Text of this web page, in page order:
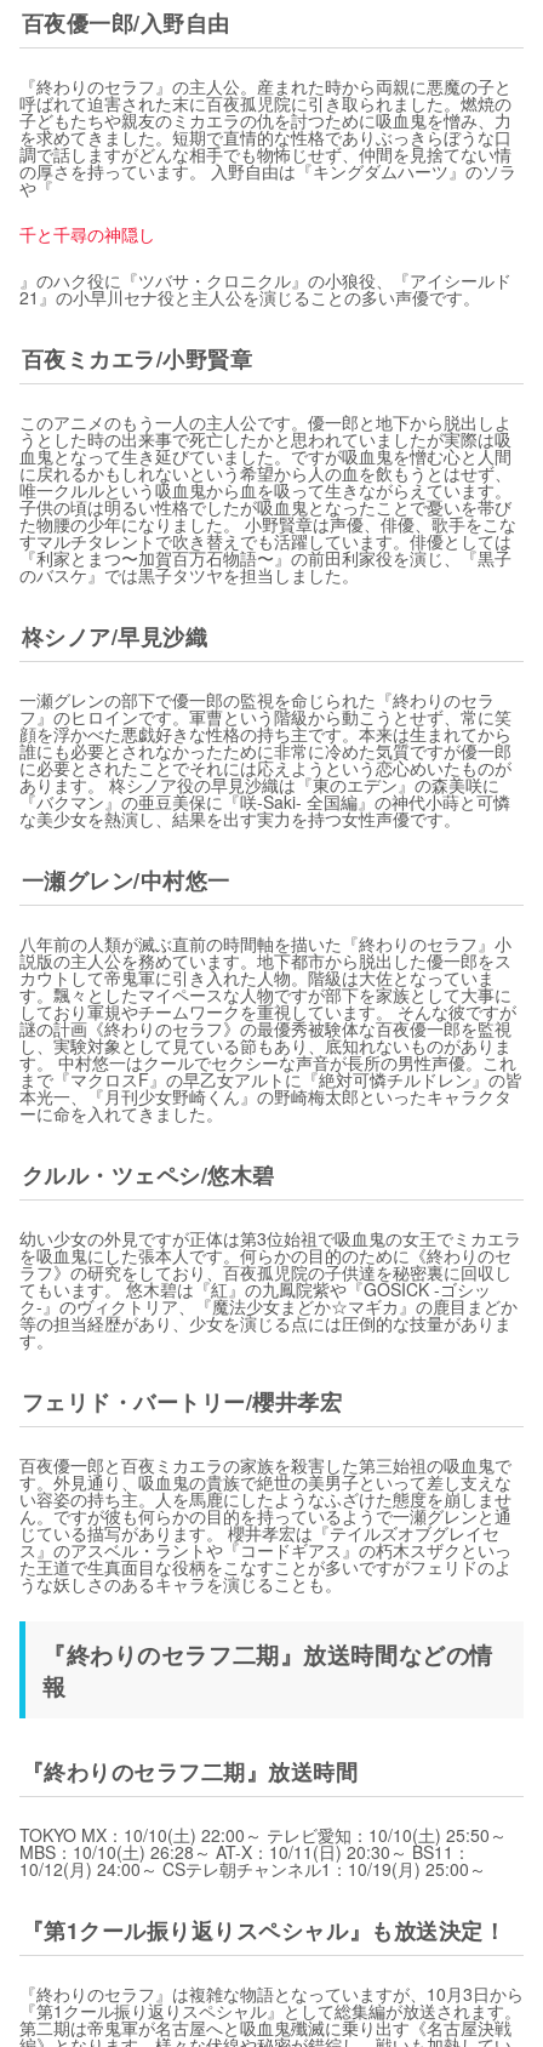
百夜優一郎/入野自由
『終わりのセラフ』の主人公。産まれた時から両親に悪魔の子と
呼ばれて迫害された末に百夜孤児院に引き取られました。燃焼の
子どもたちや親友のミカエラの仇を討つために吸血鬼を憎み、力
を求めてきました。短期で直情的な性格でありぶっきらぼうな口
調で話しますがどんな相手でも物怖じせず、仲間を見捨てない情
の厚さを持っています。 入野自由は『キングダムハーツ』のソラ
や『
千と千尋の神隠し
』のハク役に『ツバサ・クロニクル』の小狼役、『アイシールド
21』の小早川セナ役と主人公を演じることの多い声優です。
百夜ミカエラ/小野賢章
このアニメのもう一人の主人公です。優一郎と地下から脱出しよ
うとした時の出来事で死亡したかと思われていましたが実際は吸
血鬼となって生き延びていました。ですが吸血鬼を憎む心と人間
に戻れるかもしれないという希望から人の血を飲もうとはせず、
唯一クルルという吸血鬼から血を吸って生きながらえています。
子供の頃は明るい性格でしたが吸血鬼となったことで憂いを帯び
た物腰の少年になりました。 小野賢章は声優、俳優、歌手をこな
すマルチタレントで吹き替えでも活躍しています。俳優としては
『利家とまつ〜加賀百万石物語〜』の前田利家役を演じ、『黒子
のバスケ』では黒子タツヤを担当しました。
柊シノア/早見沙織
一瀬グレンの部下で優一郎の監視を命じられた『終わりのセラ
フ』のヒロインです。軍曹という階級から動こうとせず、常に笑
顔を浮かべた悪戯好きな性格の持ち主です。本来は生まれてから
誰にも必要とされなかったために非常に冷めた気質ですが優一郎
に必要とされたことでそれには応えようという恋心めいたものが
あります。 柊シノア役の早見沙織は『東のエデン』の森美咲に
『バクマン』の亜豆美保に『咲-Saki- 全国編』の神代小蒔と可憐
な美少女を熱演し、結果を出す実力を持つ女性声優です。
一瀬グレン/中村悠一
八年前の人類が滅ぶ直前の時間軸を描いた『終わりのセラフ』小
説版の主人公を務めています。地下都市から脱出した優一郎をス
カウトして帝鬼軍に引き入れた人物。階級は大佐となっていま
す。飄々としたマイペースな人物ですが部下を家族として大事に
しており軍規やチームワークを重視しています。 そんな彼ですが
謎の計画《終わりのセラフ》の最優秀被験体な百夜優一郎を監視
し、実験対象として見ている節もあり、底知れないものがありま
す。 中村悠一はクールでセクシーな声音が長所の男性声優。これ
まで『マクロスF』の早乙女アルトに『絶対可憐チルドレン』の皆
本光一、『月刊少女野崎くん』の野崎梅太郎といったキャラクタ
ーに命を入れてきました。
クルル・ツェペシ/悠木碧
幼い少女の外見ですが正体は第3位始祖で吸血鬼の女王でミカエラ
を吸血鬼にした張本人です。何らかの目的のために《終わりのセ
ラフ》の研究をしており、百夜孤児院の子供達を秘密裏に回収し
てもいます。 悠木碧は『紅』の九鳳院紫や『GOSICK -ゴシッ
ク-』のヴィクトリア、『魔法少女まどか☆マギカ』の鹿目まどか
等の担当経歴があり、少女を演じる点には圧倒的な技量がありま
す。
フェリド・バートリー/櫻井孝宏
百夜優一郎と百夜ミカエラの家族を殺害した第三始祖の吸血鬼で
す。外見通り、吸血鬼の貴族で絶世の美男子といって差し支えな
い容姿の持ち主。人を馬鹿にしたようなふざけた態度を崩しませ
ん。ですが彼も何らかの目的を持っているようで一瀬グレンと通
じている描写があります。 櫻井孝宏は『テイルズオブグレイセ
ス』のアスベル・ラントや『コードギアス』の朽木スザクといっ
た王道で生真面目な役柄をこなすことが多いですがフェリドのよ
うな妖しさのあるキャラを演じることも。
『終わりのセラフ二期』放送時間などの情
報
『終わりのセラフ二期』放送時間
TOKYO MX：10/10(土) 22:00～ テレビ愛知：10/10(土) 25:50～
MBS：10/10(土) 26:28～ AT-X：10/11(日) 20:30～ BS11：
10/12(月) 24:00～ CSテレ朝チャンネル1：10/19(月) 25:00～
『第1クール振り返りスペシャル』も放送決定！
『終わりのセラフ』は複雑な物語となっていますが、10月3日から
『第1クール振り返りスペシャル』として総集編が放送されます。
第二期は帝鬼軍が名古屋へと吸血鬼殲滅に乗り出す《名古屋決戦